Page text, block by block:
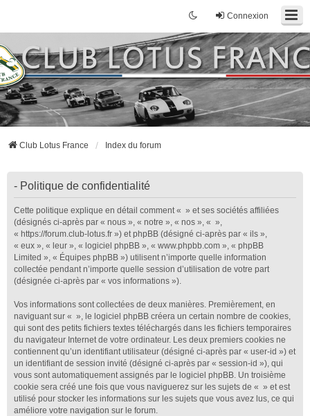
Connexion
Club Lotus France Index du forum
- Politique de confidentialité
Cette politique explique en détail comment « » et ses sociétés affiliées
(désignés ci-après par « nous », « notre », « nos », « »,
« https://forum.club-lotus.fr ») et phpBB (désigné ci-après par « ils »,
« eux », « leur », « logiciel phpBB », « www.phpbb.com », « phpBB
Limited », « Équipes phpBB ») utilisent n’importe quelle information
collectée pendant n’importe quelle session d’utilisation de votre part
(désignée ci-après par « vos informations »).
Vos informations sont collectées de deux manières. Premièrement, en
naviguant sur « », le logiciel phpBB créera un certain nombre de cookies,
qui sont des petits fichiers textes téléchargés dans les fichiers temporaires
du navigateur Internet de votre ordinateur. Les deux premiers cookies ne
contiennent qu’un identifiant utilisateur (désigné ci-après par « user-id ») et
un identifiant de session invité (désigné ci-après par « session-id »), qui
vous sont automatiquement assignés par le logiciel phpBB. Un troisième
cookie sera créé une fois que vous naviguerez sur les sujets de « » et est
utilisé pour stocker les informations sur les sujets que vous avez lus, ce qui
améliore votre navigation sur le forum.